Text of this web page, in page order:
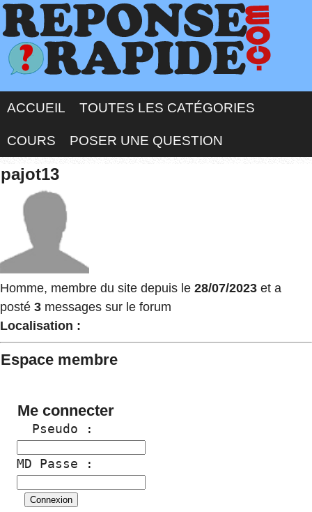
ACCUEIL TOUTES LES CATÉGORIES
COURS POSER UNE QUESTION
pajot13
Homme, membre du site depuis le 28/07/2023 et a
posté 3 messages sur le forum
Localisation :
Espace membre
Me connecter
  Pseudo :
MD Passe :